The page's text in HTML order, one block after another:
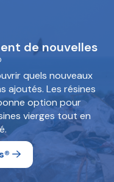
de nouvelles
quels nouveaux
ajoutés. Les résines
option pour
vierges tout en